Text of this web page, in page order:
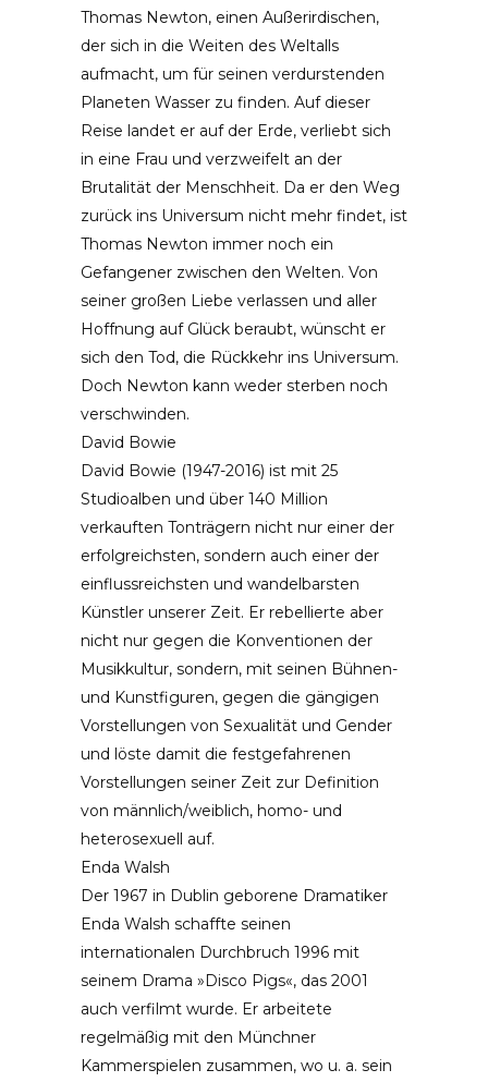
Thomas Newton, einen Außerirdischen,
der sich in die Weiten des Weltalls
aufmacht, um für seinen verdurstenden
Planeten Wasser zu finden. Auf dieser
Reise landet er auf der Erde, verliebt sich
in eine Frau und verzweifelt an der
Brutalität der Menschheit. Da er den Weg
zurück ins Universum nicht mehr findet, ist
Thomas Newton immer noch ein
Gefangener zwischen den Welten. Von
seiner großen Liebe verlassen und aller
Hoffnung auf Glück beraubt, wünscht er
sich den Tod, die Rückkehr ins Universum.
Doch Newton kann weder sterben noch
verschwinden.
David Bowie
David Bowie (1947-2016) ist mit 25
Studioalben und über 140 Million
verkauften Tonträgern nicht nur einer der
erfolgreichsten, sondern auch einer der
einflussreichsten und wandelbarsten
Künstler unserer Zeit. Er rebellierte aber
nicht nur gegen die Konventionen der
Musikkultur, sondern, mit seinen Bühnen-
und Kunstfiguren, gegen die gängigen
Vorstellungen von Sexualität und Gender
und löste damit die festgefahrenen
Vorstellungen seiner Zeit zur Definition
von männlich/weiblich, homo- und
heterosexuell auf.
Enda Walsh
Der 1967 in Dublin geborene Dramatiker
Enda Walsh schaffte seinen
internationalen Durchbruch 1996 mit
seinem Drama »Disco Pigs«, das 2001
auch verfilmt wurde. Er arbeitete
regelmäßig mit den Münchner
Kammerspielen zusammen, wo u. a. sein